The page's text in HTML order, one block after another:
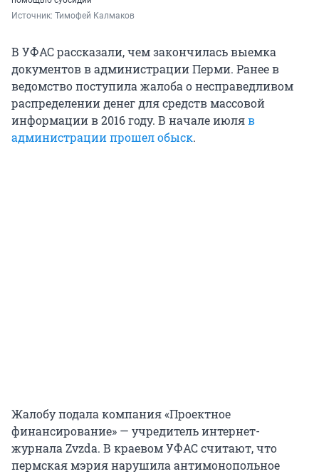
Источник: Тимофей Калмаков
В УФАС рассказали, чем закончилась выемка
документов в администрации Перми. Ранее в
ведомство поступила жалоба о несправедливом
распределении денег для средств массовой
информации в 2016 году. В начале июляв
администрации прошел обыск.
Жалобу подала компания «Проектное
финансирование» — учредитель интернет-
журнала Zvzda. В краевом УФАС считают, что
пермская мэрия нарушила антимонопольное